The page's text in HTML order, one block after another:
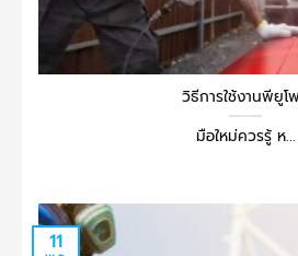
วิธีการใช้งานพียูโ
มือใหม่ควรรู้ ห...
11